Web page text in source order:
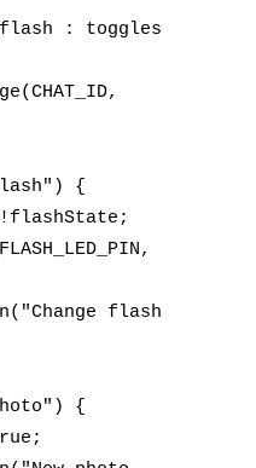
: toggles
{
flash
{